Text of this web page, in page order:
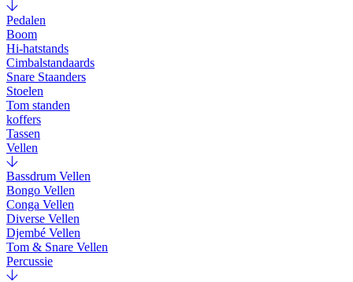
Pedalen
Boom
Hi-hatstands
Cimbalstandaards
Snare Staanders
Stoelen
Tom standen
koffers
Tassen
Vellen
Bassdrum Vellen
Bongo Vellen
Conga Vellen
Diverse Vellen
Djembé Vellen
Tom & Snare Vellen
Percussie